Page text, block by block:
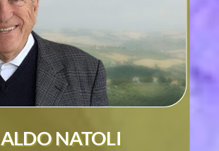
ALDO NATOLI